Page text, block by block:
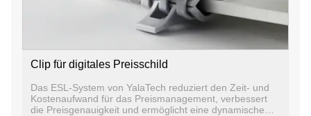
Clip für digitales Preisschild
Das ESL-System von YalaTech reduziert den Zeit- und
Kostenaufwand für das Preismanagement, verbessert
die Preisgenauigkeit und ermöglicht eine dynamische